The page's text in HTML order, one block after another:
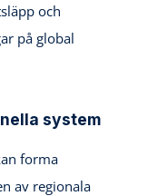
och
på global
system
forma
av regionala